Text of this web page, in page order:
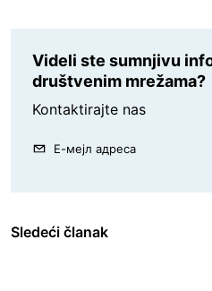
Videli ste sumnjivu
društvenim mrežama?
Kontaktirajte nas
Е-мејл адреса
Sledeći članak